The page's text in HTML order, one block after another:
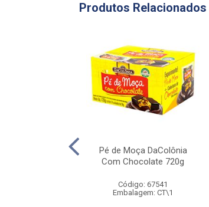
Produtos Relacionados
Pé de Moça DaColônia
Com Chocolate 720g
Código: 67541
Embalagem: CT\1